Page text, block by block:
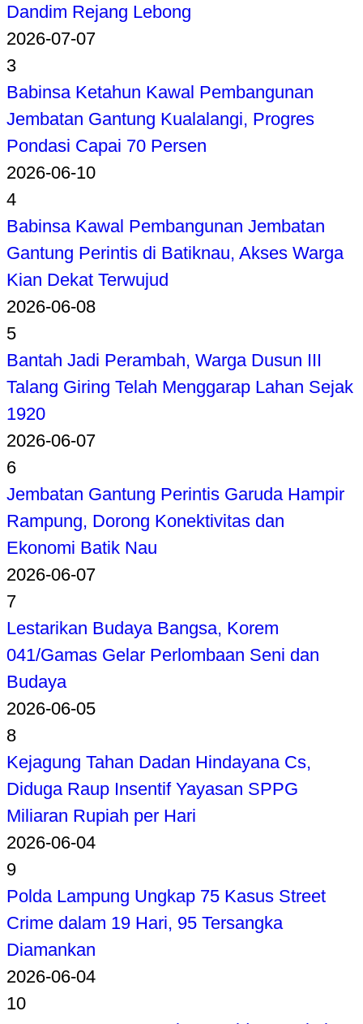
Dandim Rejang Lebong
2026-07-07
3
Babinsa Ketahun Kawal Pembangunan
Jembatan Gantung Kualalangi, Progres
Pondasi Capai 70 Persen
2026-06-10
4
Babinsa Kawal Pembangunan Jembatan
Gantung Perintis di Batiknau, Akses Warga
Kian Dekat Terwujud
2026-06-08
5
Bantah Jadi Perambah, Warga Dusun III
Talang Giring Telah Menggarap Lahan Sejak
1920
2026-06-07
6
Jembatan Gantung Perintis Garuda Hampir
Rampung, Dorong Konektivitas dan
Ekonomi Batik Nau
2026-06-07
7
Lestarikan Budaya Bangsa, Korem
041/Gamas Gelar Perlombaan Seni dan
Budaya
2026-06-05
8
Kejagung Tahan Dadan Hindayana Cs,
Diduga Raup Insentif Yayasan SPPG
Miliaran Rupiah per Hari
2026-06-04
9
Polda Lampung Ungkap 75 Kasus Street
Crime dalam 19 Hari, 95 Tersangka
Diamankan
2026-06-04
10